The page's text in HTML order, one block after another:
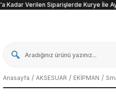
Verilen Siparişlerde Kurye İle Aynı
Anasayfa AKSESUAR EKİPMAN